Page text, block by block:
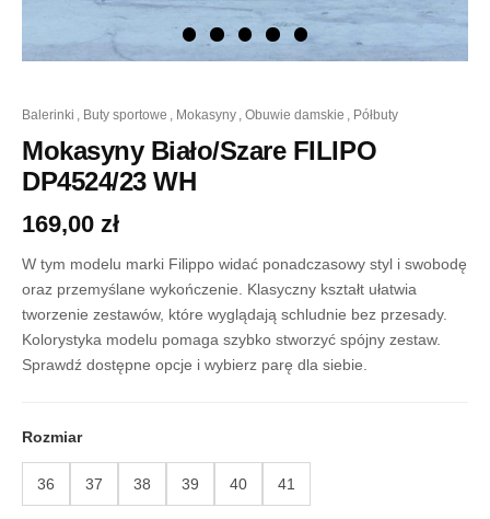
balerinki , buty sportowe , mokasyny , obuwie damskie , półbuty
Mokasyny Biało/Szare FILIPO
DP4524/23 WH
169,00 zł
W tym modelu marki Filippo widać ponadczasowy styl i swobodę
oraz przemyślane wykończenie. Klasyczny kształt ułatwia
tworzenie zestawów, które wyglądają schludnie bez przesady.
Kolorystyka modelu pomaga szybko stworzyć spójny zestaw.
Sprawdź dostępne opcje i wybierz parę dla siebie.
Rozmiar
36 37 38 39 40 41
Mokasyny
FILIPO
DP4524/23